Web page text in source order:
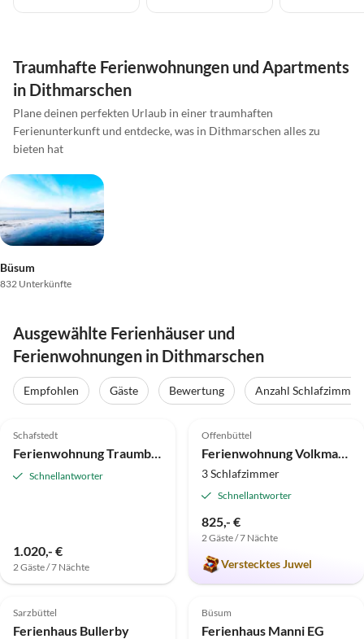
Traumhafte Ferienwohnungen und Apartments
in Dithmarschen
Plane deinen perfekten Urlaub in einer traumhaften
Ferienunterkunft und entdecke, was in Dithmarschen alles zu
bieten hat
Büsum
832 Unterkünfte
Ausgewählte Ferienhäuser und
Ferienwohnungen in Dithmarschen
Empfohlen Gäste Bewertung Anzahl Schlafzimmer
Top-Inserat
Schafstedt
Schnellantworter
1.020,- €
2 Gäste / 7 Nächte
Top-Inserat
Offenbüttel
3 Schlafzimmer
Schnellantworter
825,- €
2 Gäste / 7 Nächte
Verstecktes Juwel
Super-Gastgeber
Top-Inserat
5.0 (5)
Sarzbüttel
Ferienhaus Bullerby
Top-Inserat
4.8 (4)
Büsum
Ferienhaus Manni EG